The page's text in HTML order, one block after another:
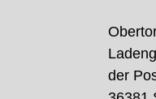
der